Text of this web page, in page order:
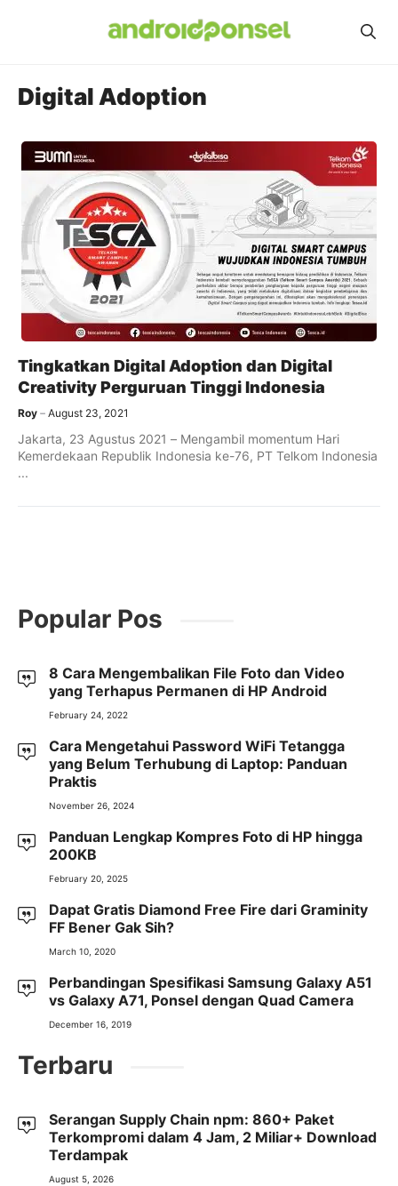
Digital Adoption
Tingkatkan Digital Adoption dan Digital
Creativity Perguruan Tinggi Indonesia
Roy August 23, 2021
Jakarta, 23 Agustus 2021 – Mengambil momentum Hari
Kemerdekaan Republik Indonesia ke-76, PT Telkom Indonesia
...
Popular Pos
8 Cara Mengembalikan File Foto dan Video
yang Terhapus Permanen di HP Android
February 24, 2022
Cara Mengetahui Password WiFi Tetangga
yang Belum Terhubung di Laptop: Panduan
Praktis
November 26, 2024
Panduan Lengkap Kompres Foto di HP hingga
200KB
February 20, 2025
Dapat Gratis Diamond Free Fire dari Graminity
FF Bener Gak Sih?
March 10, 2020
Perbandingan Spesifikasi Samsung Galaxy A51
vs Galaxy A71, Ponsel dengan Quad Camera
December 16, 2019
Terbaru
Serangan Supply Chain npm: 860+ Paket
Terkompromi dalam 4 Jam, 2 Miliar+ Download
Terdampak
August 5, 2026